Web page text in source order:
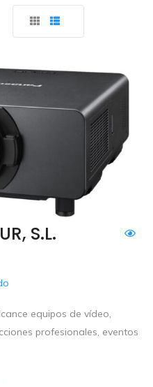
S.L.
equipos de vídeo,
profesionales, eventos